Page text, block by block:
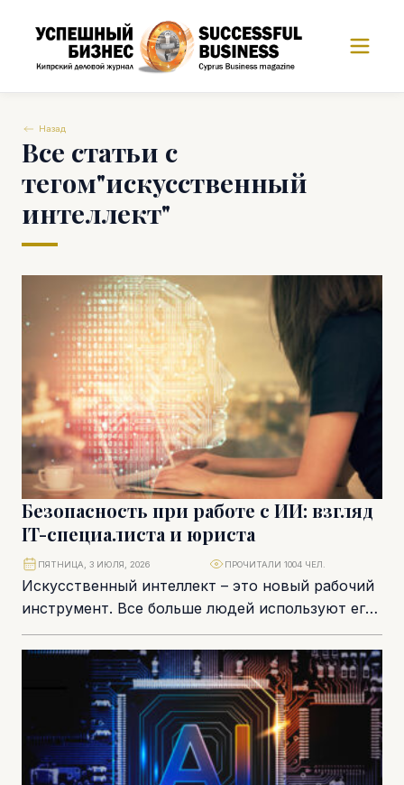
Назад
Все статьи с
тегом"искусственный
интеллект"
Безопасность при работе с ИИ: взгляд
IT-специалиста и юриста
Искусственный интеллект – это новый рабочий
инструмент. Все больше людей используют его
не только как поисковик, но и как помощника...
ПЯТНИЦА, 3 ИЮЛЯ, 2026 ПРОЧИТАЛИ 1004 ЧЕЛ.